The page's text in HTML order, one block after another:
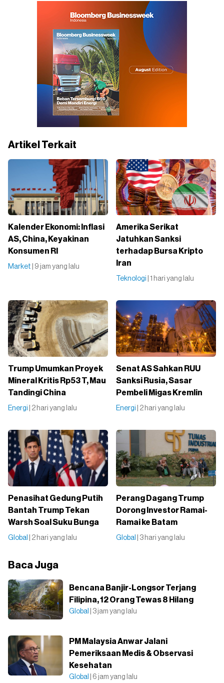
Artikel Terkait
Kalender Ekonomi: Inflasi
AS, China, Keyakinan
Konsumen RI
Market | 9 jam yang lalu
Amerika Serikat
Jatuhkan Sanksi
terhadap Bursa Kripto
Iran
Teknologi | 1 hari yang lalu
Trump Umumkan Proyek
Mineral Kritis Rp53 T, Mau
Tandingi China
Energi | 2 hari yang lalu
Senat AS Sahkan RUU
Sanksi Rusia, Sasar
Pembeli Migas Kremlin
Energi | 2 hari yang lalu
Penasihat Gedung Putih
Bantah Trump Tekan
Warsh Soal Suku Bunga
Global | 2 hari yang lalu
Perang Dagang Trump
Dorong Investor Ramai-
Ramai ke Batam
Global | 3 hari yang lalu
Baca Juga
Bencana Banjir-Longsor Terjang
Filipina, 12 Orang Tewas 8 Hilang
Global | 3 jam yang lalu
PM Malaysia Anwar Jalani
Pemeriksaan Medis & Observasi
Kesehatan
Global | 6 jam yang lalu